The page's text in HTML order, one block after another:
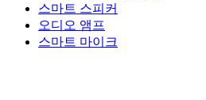
스마트 스피커
오디오 앰프
스마트 마이크